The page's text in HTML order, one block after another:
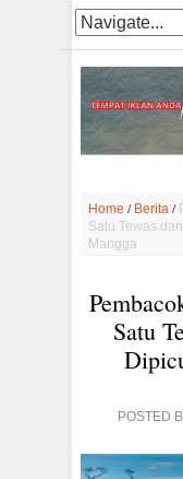
Home / Berita /
Satu Tewas
Mangga
Satu
POSTED